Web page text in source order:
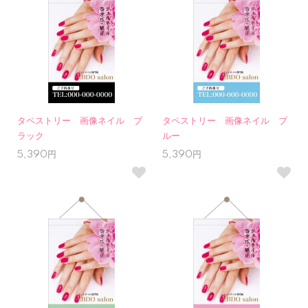
タペストリー 画像ネイル ブ
ラック
5,390円
タペストリー 画像ネイル ブ
ルー
5,390円